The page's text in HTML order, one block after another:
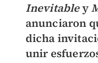
Inevitabley
anunciaron
dicha
unir